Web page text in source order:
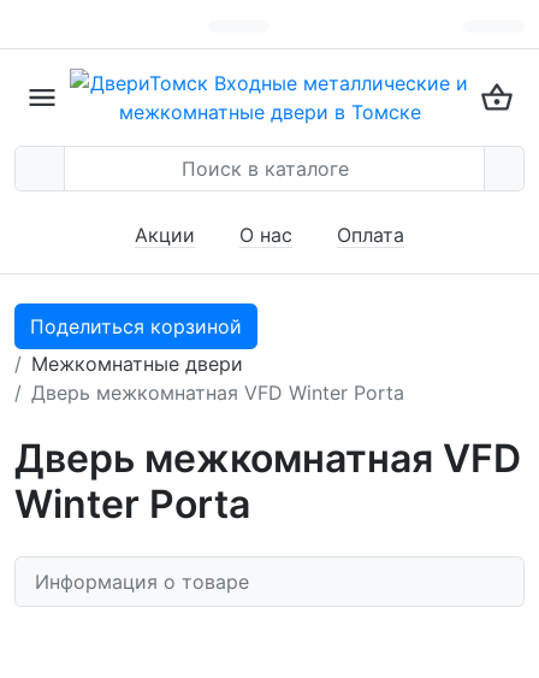
Акции О нас Оплата
Поделиться корзиной
Межкомнатные двери
Дверь межкомнатная VFD Winter Porta
Дверь межкомнатная VFD
Winter Porta
Информация о товаре